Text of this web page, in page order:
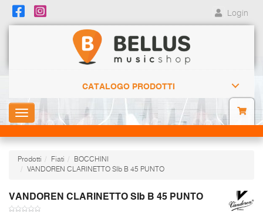
Login
CATALOGO PRODOTTI
Toggle
navigation
Prodotti Fiati
BOCCHINI
VANDOREN CLARINETTO SIb B 45 PUNTO
VANDOREN CLARINETTO SIb B 45 PUNTO